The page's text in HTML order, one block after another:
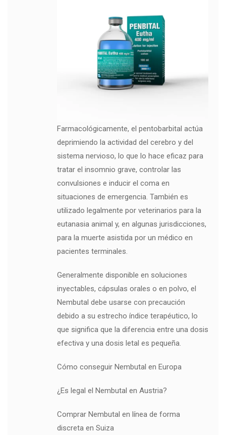
Farmacológicamente, el pentobarbital actúa
deprimiendo la actividad del cerebro y del
sistema nervioso, lo que lo hace eficaz para
tratar el insomnio grave, controlar las
convulsiones e inducir el coma en
situaciones de emergencia. También es
utilizado legalmente por veterinarios para la
eutanasia animal y, en algunas jurisdicciones,
para la muerte asistida por un médico en
pacientes terminales.
Generalmente disponible en soluciones
inyectables, cápsulas orales o en polvo, el
Nembutal debe usarse con precaución
debido a su estrecho índice terapéutico, lo
que significa que la diferencia entre una dosis
efectiva y una dosis letal es pequeña.
Cómo conseguir Nembutal en Europa
¿Es legal el Nembutal en Austria?
Comprar Nembutal en línea de forma
discreta en Suiza